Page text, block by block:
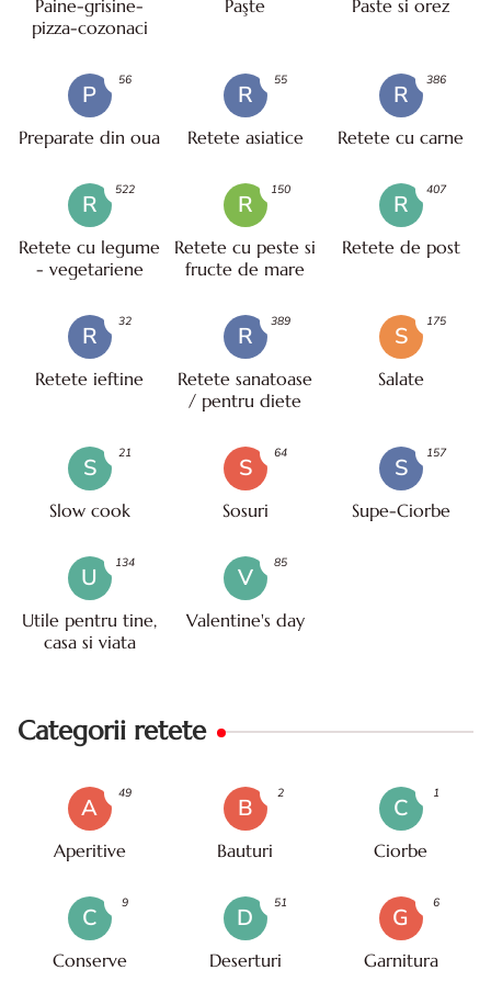
Paine-grisine-
pizza-cozonaci
Paşte Paste si orez
P
Preparate din oua
56
R
Retete asiatice
55
R
Retete cu carne
386
R
Retete cu legume
- vegetariene
522
R
Retete cu peste si
fructe de mare
150
R
Retete de post
407
R
Retete ieftine
32
R
Retete sanatoase
/ pentru diete
389
S
Salate
175
S
Slow cook
21
S
Sosuri
64
S
Supe-Ciorbe
157
U
Utile pentru tine,
casa si viata
134
V
Valentine's day
85
Categorii retete
A
Aperitive
49
B
Bauturi
2
C
Ciorbe
1
C
Conserve
9
D
Deserturi
51
G
Garnitura
6